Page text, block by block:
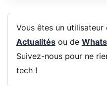
Vous êtes un utilisateur
Actualitésou de
Suivez-nous pour ne
tech !